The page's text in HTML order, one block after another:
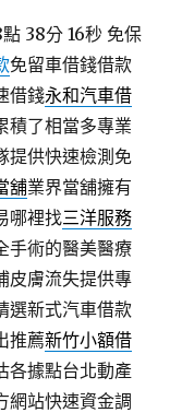
38分 16秒 免保
免留車借錢借款
借錢永和汽車借
積了相當多專業
提供快速檢測免
舖業界當舖擁有
哪裡找三洋服務
手術的醫美醫療
皮膚流失提供專
選新式汽車借款
推薦新竹小額借
各據點台北動產
網站快速資金調